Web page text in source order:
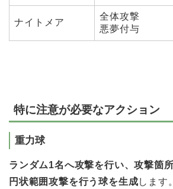
ナイトメア
全体攻撃
悪夢付与
特に注意が必要なアクション
重力球
ランダム1名へ攻撃を行い、攻撃箇
円状範囲攻撃を行う球を生成します。